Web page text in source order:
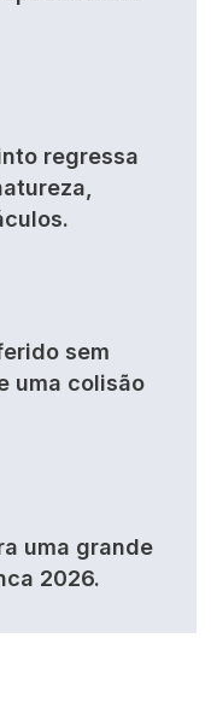
regressa
sem
uma colisão
uma grande
2026.